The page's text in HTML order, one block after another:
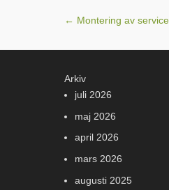
Post navigation
← Montering av
Arkiv
juli 2026
maj 2026
april 2026
mars 2026
augusti 2025